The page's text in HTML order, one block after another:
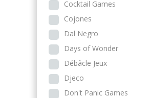
Cocktail Games
Cojones
Dal Negro
Days of Wonder
Débâcle Jeux
Djeco
Don't Panic Games